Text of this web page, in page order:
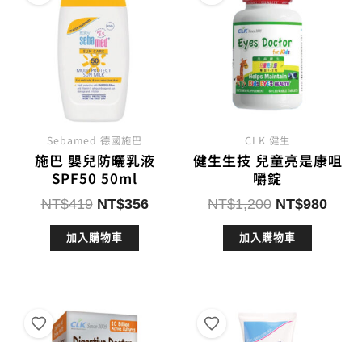
Sebamed 德國施巴
施巴 嬰兒防曬乳液
SPF50 50ml
NT$419 原
始
價
NT$356目
加入購物車
CLK 健生
健生生技 兒童亮是康咀
嚼錠
NT$1,200 原
始
價
NT$980目
加入購物車